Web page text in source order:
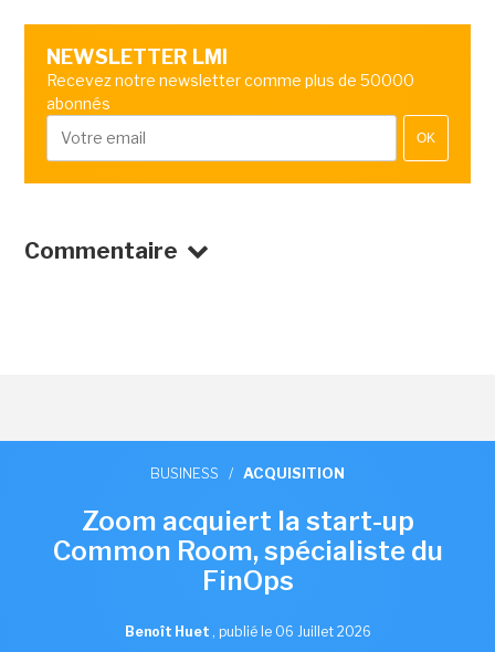
NEWSLETTER LMI
Recevez notre newsletter comme plus de 50000
abonnés
OK
Commentaire
BUSINESS / ACQUISITION
Zoom acquiert la start-up
Common Room, spécialiste du
FinOps
Benoît Huet , publié le 06 Juillet 2026